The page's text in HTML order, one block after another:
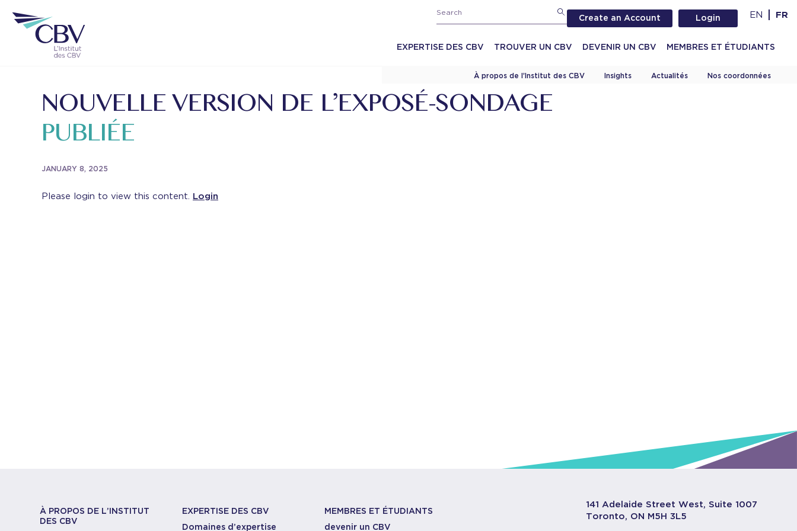
Create an Account Login EN FR
EXPERTISE DES CBV TROUVER UN CBV DEVENIR UN CBV MEMBRES ET ÉTUDIANTS
À propos de l’Institut des CBV Insights Actualités Nos coordonnées
NOUVELLE VERSION DE L’EXPOSÉ-SONDAGE
PUBLIÉE
JANUARY 8, 2025
Please login to view this content. Login
À PROPOS DE L’INSTITUT
DES CBV
EXPERTISE DES CBV
Domaines d’expertise
MEMBRES ET ÉTUDIANTS
devenir un CBV
141 Adelaide Street West, Suite 1007
Toronto, ON M5H 3L5